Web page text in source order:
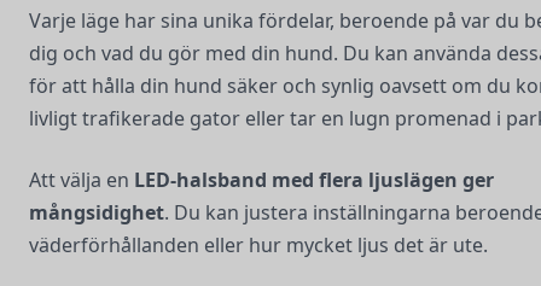
Varje läge har sina unika fördelar, beroende på var du
dig och vad du gör med din hund. Du kan använda
för att hålla din hund säker och synlig oavsett om du
livligt trafikerade gator eller tar en lugn promenad i
Att välja en LED-halsband med flera ljuslägen ger
mångsidighet. Du kan justera inställningarna
väderförhållanden eller hur mycket ljus det är ute.